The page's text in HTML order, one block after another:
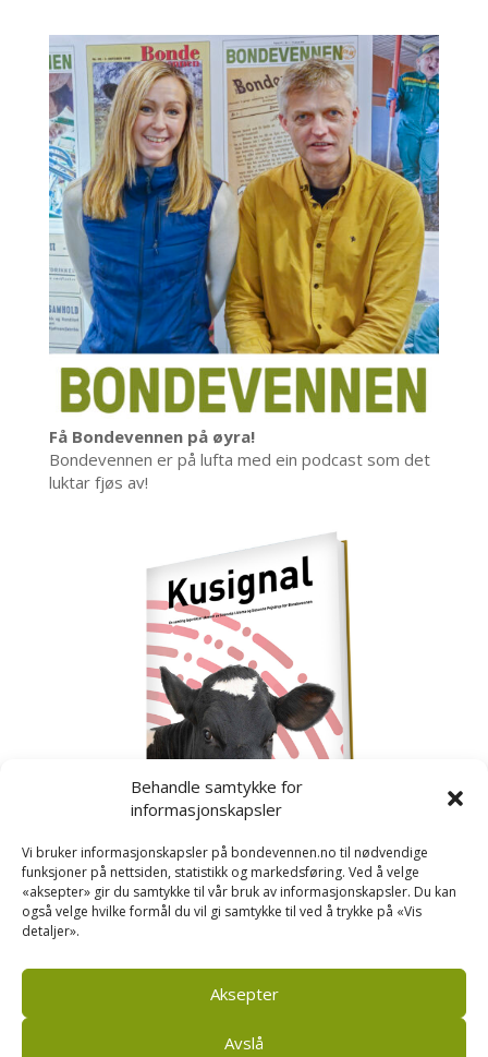
Behandle samtykke for
informasjonskapsler
Vi bruker informasjonskapsler på bondevennen.no til nødvendige
funksjoner på nettsiden, statistikk og markedsføring. Ved å velge
«aksepter» gir du samtykke til vår bruk av informasjonskapsler. Du kan
også velge hvilke formål du vil gi samtykke til ved å trykke på «Vis
detaljer».
Aksepter
Avslå
Få Bondevennen på øyra!
Bondevennen er på lufta med ein podcast som det
luktar fjøs av!
Kusignal